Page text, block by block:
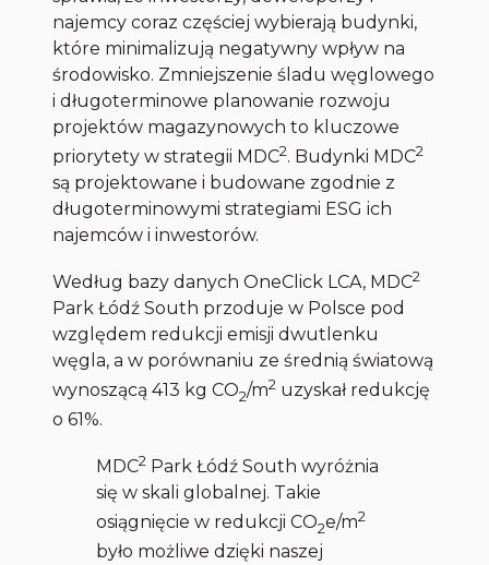
najemcy coraz częściej wybierają budynki,
które minimalizują negatywny wpływ na
środowisko. Zmniejszenie śladu węglowego
i długoterminowe planowanie rozwoju
projektów magazynowych to kluczowe
priorytety w strategii MDC2. Budynki MDC2
są projektowane i budowane zgodnie z
długoterminowymi strategiami ESG ich
najemców i inwestorów.
Według bazy danych OneClick LCA, MDC2
Park Łódź South przoduje w Polsce pod
względem redukcji emisji dwutlenku
węgla, a w porównaniu ze średnią światową
wynoszącą 413 kg CO2/m2 uzyskał redukcję
o 61%.
MDC2 Park Łódź South wyróżnia
się w skali globalnej. Takie
osiągnięcie w redukcji CO2e/m2
było możliwe dzięki naszej